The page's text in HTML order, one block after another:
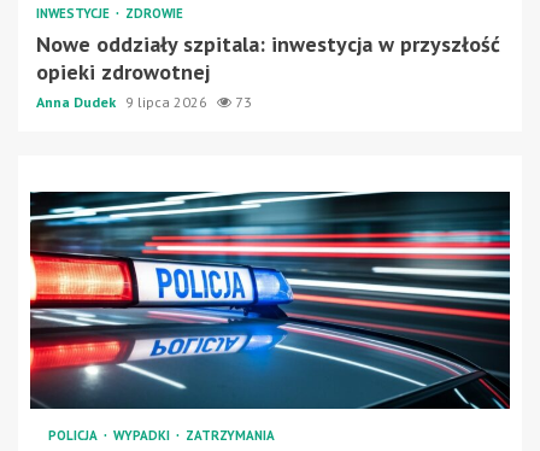
INWESTYCJE ZDROWIE
Nowe oddziały szpitala: inwestycja w przyszłość
opieki zdrowotnej
Anna Dudek 9 lipca 2026 73
POLICJA WYPADKI ZATRZYMANIA